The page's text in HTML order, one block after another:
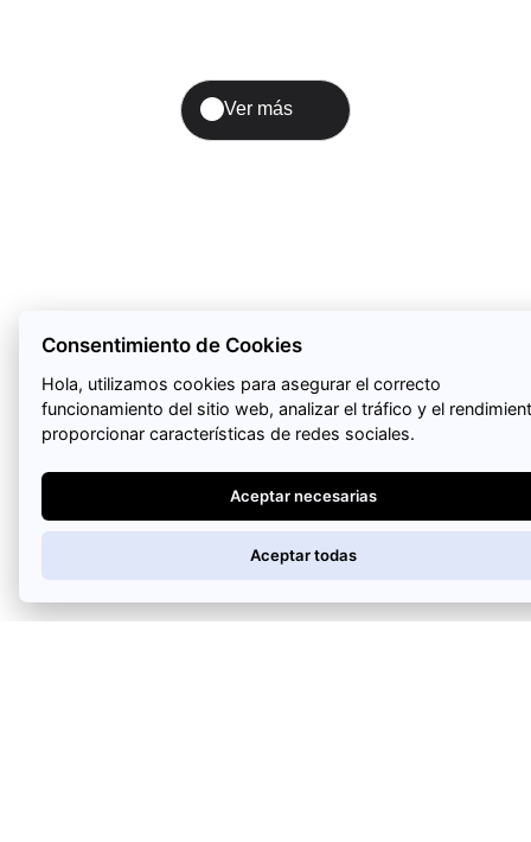
Ver más
Consentimiento de Cookies
Hola, utilizamos cookies para asegurar el correcto
funcionamiento del sitio web, analizar el tráfico y el
proporcionar características de redes sociales.
Aceptar necesarias
Aceptar todas